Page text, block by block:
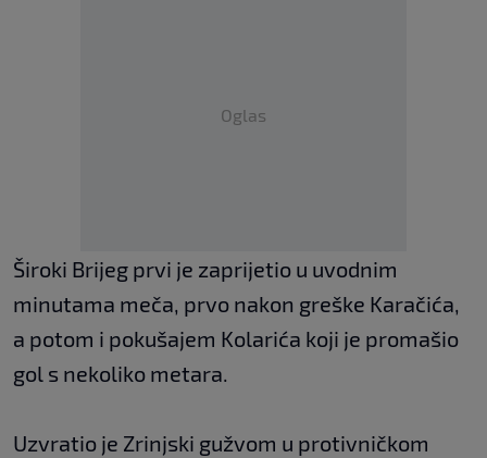
Oglas
Široki Brijeg prvi je zaprijetio u uvodnim
minutama meča, prvo nakon greške Karačića,
a potom i pokušajem Kolarića koji je promašio
gol s nekoliko metara.
Uzvratio je Zrinjski gužvom u protivničkom